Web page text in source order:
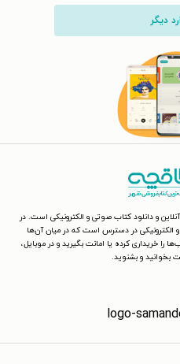
دیگر
و دانلود کتاب صوتی و الکترونیکی است. در
الکترونیکی در دسترس است که در میان آن‌ها
را خریداری کرده یا امانت بگیرید و در موبایل،
بخوانید و بشنوید.